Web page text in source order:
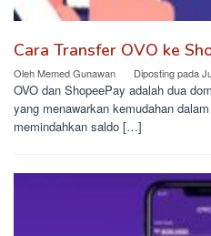
Cara Transfer OVO ke
OlehMemed Gunawan Diposting pada
OVO dan ShopeePay adalah dua
yang menawarkan kemudahan
memindahkan saldo […]